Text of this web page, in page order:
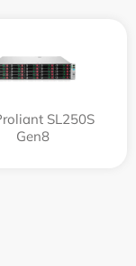
SL250S
Gen8